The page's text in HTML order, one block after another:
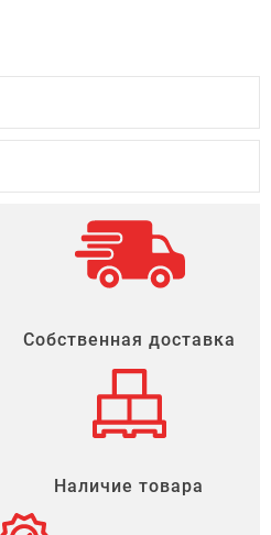
Собственная доставка
Наличие товара